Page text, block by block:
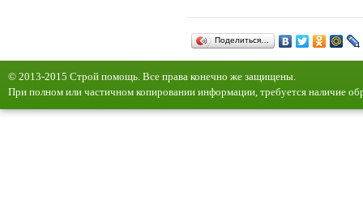
Поделиться…
© 2013-2015 Строй помощь. Все права конечно же защищены.
При полном или частичном копировании информации, требуется наличие